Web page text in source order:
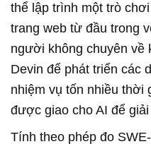
thể lập trình một trò
trang web từ đầu trong
người không chuyên về
Devin để phát triển các
nhiệm vụ tốn nhiều thời
được giao cho AI để giải
Tính theo phép đo